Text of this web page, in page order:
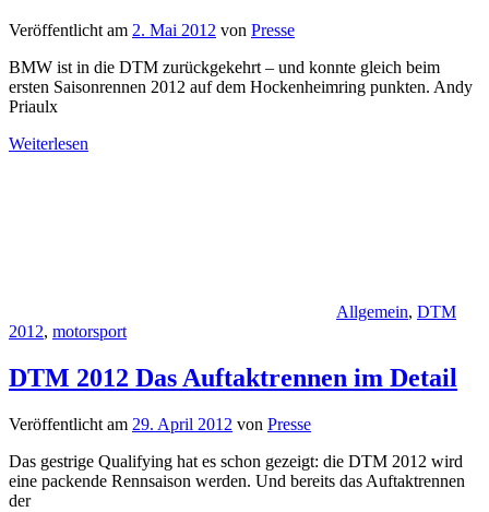
Veröffentlicht am 2. Mai 2012 von Presse
BMW ist in die DTM zurückgekehrt – und konnte gleich beim
ersten Saisonrennen 2012 auf dem Hockenheimring punkten. Andy
Priaulx
Weiterlesen
Allgemein, DTM
2012, motorsport
DTM 2012 Das Auftaktrennen im Detail
Veröffentlicht am 29. April 2012 von Presse
Das gestrige Qualifying hat es schon gezeigt: die DTM 2012 wird
eine packende Rennsaison werden. Und bereits das Auftaktrennen
der